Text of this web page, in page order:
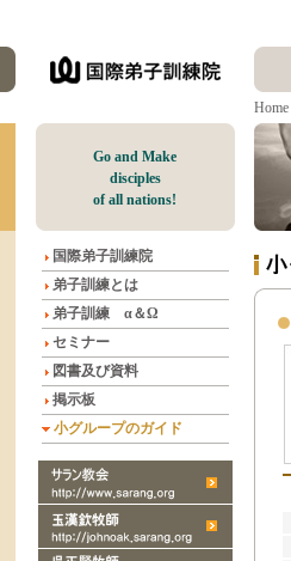
Home
Go and Make
disciples
of all nations!
国際弟子訓練院
弟子訓練とは
弟子訓練 α＆Ω
セミナー
図書及び資料
掲示板
小グループのガイド